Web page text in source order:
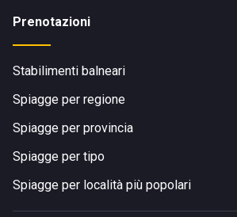
Prenotazioni
Stabilimenti balneari
Spiagge per regione
Spiagge per provincia
Spiagge per tipo
Spiagge per località più popolari